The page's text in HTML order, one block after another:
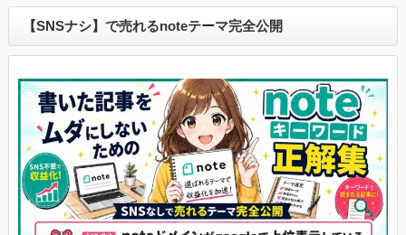
【SNSナシ】で売れるnoteテーマ完全公開